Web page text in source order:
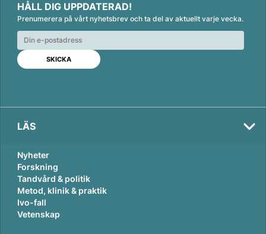
n
k
e
d
n
c
e
b
o
o
k
a
i
l
HÅLL DIG UPPDATERAD!
Prenumerera på vårt nyhetsbrev och ta del av aktuellt varje vecka.
LÄS
Nyheter
Forskning
Tandvård & politik
Metod, klinik & praktik
Ivo-fall
Vetenskap